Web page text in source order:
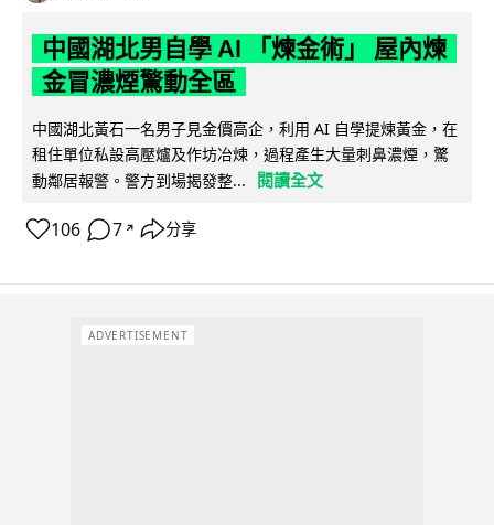
中國湖北男自學 AI 「煉金術」 屋內煉
金冒濃煙驚動全區
中國湖北黃石一名男子見金價高企，利用 AI 自學提煉黃金，在
租住單位私設高壓爐及作坊冶煉，過程產生大量刺鼻濃煙，驚
動鄰居報警。警方到場揭發整...
閱讀全文
106 7 ↗ 分享
ADVERTISEMENT